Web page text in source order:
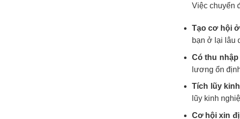
Việc chuyển
Tạo cơ hội
bạn ở lại lâu
Có thu
lương ổn
Tích lũy
lũy kinh
Cơ hội xin